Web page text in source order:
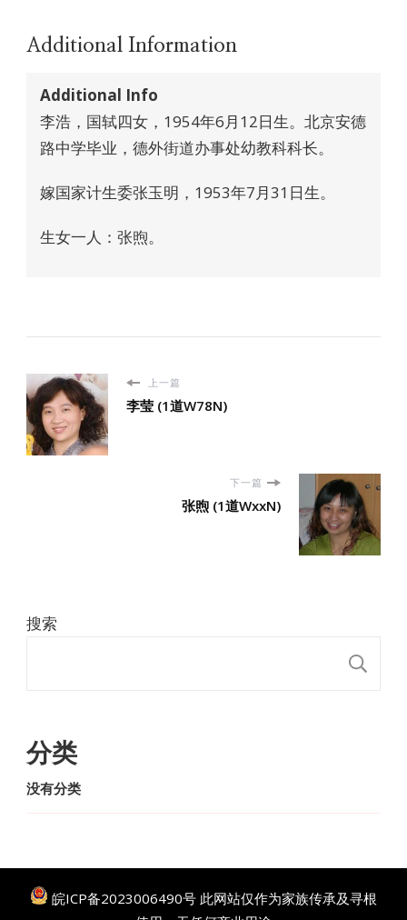
Additional Information
Additional Info
李浩，国轼四女，1954年6月12日生。北京安德
路中学毕业，德外街道办事处幼教科科长。
嫁国家计生委张玉明，1953年7月31日生。
生女一人：张煦。
上一篇
李莹 (1道W78N)
下一篇
张煦 (1道WxxN)
搜索
分类
没有分类
皖ICP备2023006490号 此网站仅作为家族传承及寻根